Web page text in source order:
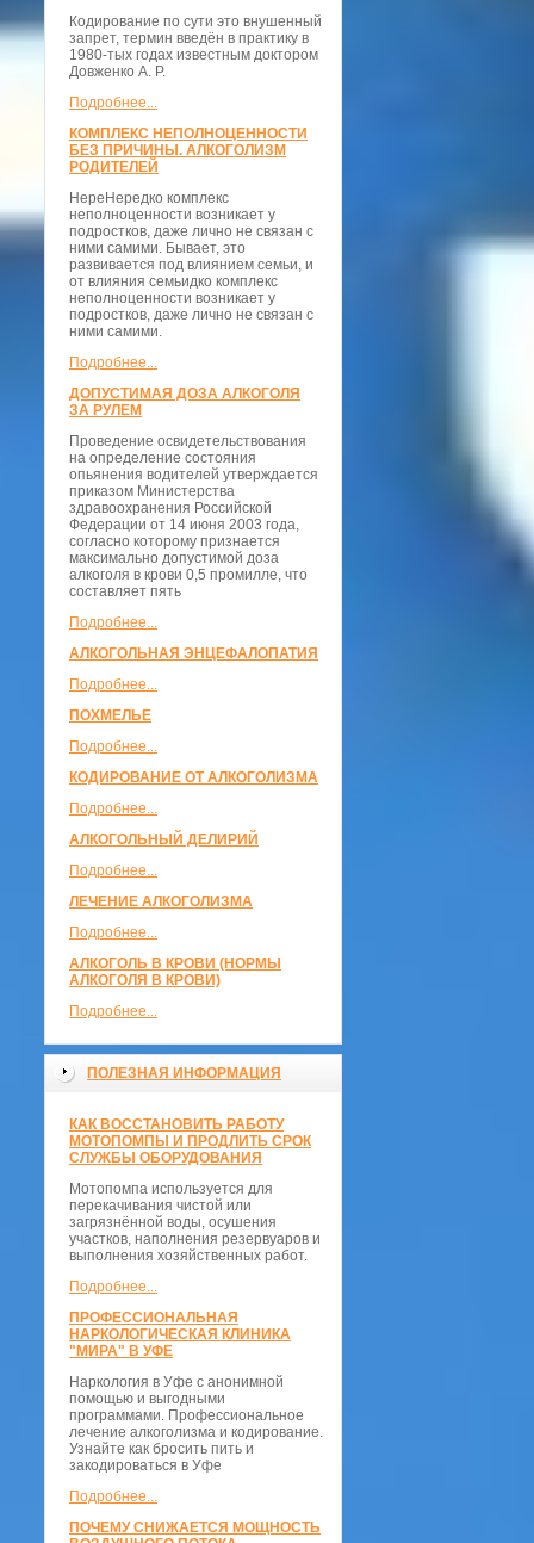
Кодирование по сути это внушенный
запрет, термин введён в практику в
1980-тых годах известным доктором
Довженко А. Р.
Подробнее...
КОМПЛЕКС НЕПОЛНОЦЕННОСТИ
БЕЗ ПРИЧИНЫ. АЛКОГОЛИЗМ
РОДИТЕЛЕЙ
НереНередко комплекс
неполноценности возникает у
подростков, даже лично не связан с
ними самими. Бывает, это
развивается под влиянием семьи, и
от влияния семьидко комплекс
неполноценности возникает у
подростков, даже лично не связан с
ними самими.
Подробнее...
ДОПУСТИМАЯ ДОЗА АЛКОГОЛЯ
ЗА РУЛЕМ
Проведение освидетельствования
на определение состояния
опьянения водителей утверждается
приказом Министерства
здравоохранения Российской
Федерации от 14 июня 2003 года,
согласно которому признается
максимально допустимой доза
алкоголя в крови 0,5 промилле, что
составляет пять
Подробнее...
АЛКОГОЛЬНАЯ ЭНЦЕФАЛОПАТИЯ
Подробнее...
ПОХМЕЛЬЕ
Подробнее...
КОДИРОВАНИЕ ОТ АЛКОГОЛИЗМА
Подробнее...
АЛКОГОЛЬНЫЙ ДЕЛИРИЙ
Подробнее...
ЛЕЧЕНИЕ АЛКОГОЛИЗМА
Подробнее...
АЛКОГОЛЬ В КРОВИ (НОРМЫ
АЛКОГОЛЯ В КРОВИ)
Подробнее...
ПОЛЕЗНАЯ ИНФОРМАЦИЯ
КАК ВОССТАНОВИТЬ РАБОТУ
МОТОПОМПЫ И ПРОДЛИТЬ СРОК
СЛУЖБЫ ОБОРУДОВАНИЯ
Мотопомпа используется для
перекачивания чистой или
загрязнённой воды, осушения
участков, наполнения резервуаров и
выполнения хозяйственных работ.
Подробнее...
ПРОФЕССИОНАЛЬНАЯ
НАРКОЛОГИЧЕСКАЯ КЛИНИКА
"МИРА" В УФЕ
Наркология в Уфе с анонимной
помощью и выгодными
программами. Профессиональное
лечение алкоголизма и кодирование.
Узнайте как бросить пить и
закодироваться в Уфе
Подробнее...
ПОЧЕМУ СНИЖАЕТСЯ МОЩНОСТЬ